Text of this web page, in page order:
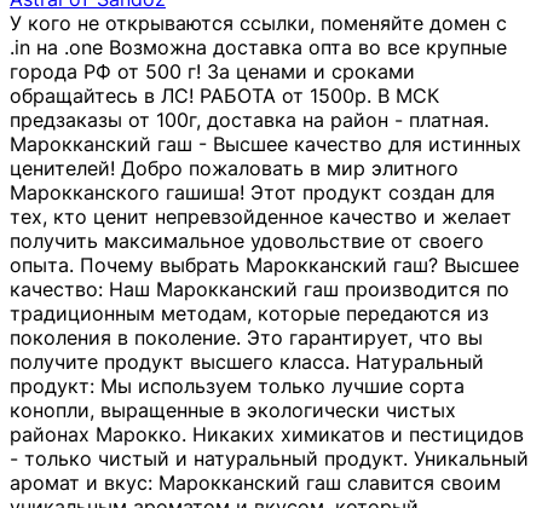
У кого не открываются ссылки, поменяйте домен с
.in на .one Возможна доставка опта во все крупные
города РФ от 500 г! За ценами и сроками
обращайтесь в ЛС! РАБОТА от 1500р. В МСК
предзаказы от 100г, доставка на район - платная.
Марокканский гаш - Высшее качество для истинных
ценителей! Добро пожаловать в мир элитного
Марокканского гашиша! Этот продукт создан для
тех, кто ценит непревзойденное качество и желает
получить максимальное удовольствие от своего
опыта. Почему выбрать Марокканский гаш? Высшее
качество: Наш Марокканский гаш производится по
традиционным методам, которые передаются из
поколения в поколение. Это гарантирует, что вы
получите продукт высшего класса. Натуральный
продукт: Мы используем только лучшие сорта
конопли, выращенные в экологически чистых
районах Марокко. Никаких химикатов и пестицидов
- только чистый и натуральный продукт. Уникальный
аромат и вкус: Марокканский гаш славится своим